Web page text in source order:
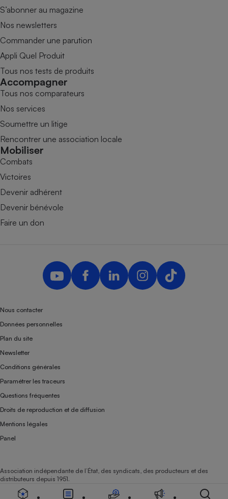
S’abonner au magazine
Nos newsletters
Commander une parution
Appli Quel Produit
Tous nos tests de produits
Accompagner
Tous nos comparateurs
Nos services
Soumettre un litige
Rencontrer une association locale
Mobiliser
Combats
Victoires
Devenir adhérent
Devenir bénévole
Faire un don
Nous contacter
Données personnelles
Plan du site
Newsletter
Conditions générales
Paramétrer les traceurs
Questions fréquentes
Droits de reproduction et de diffusion
Mentions légales
Panel
Association indépendante de l’État, des syndicats, des producteurs et des
distributeurs depuis 1951.